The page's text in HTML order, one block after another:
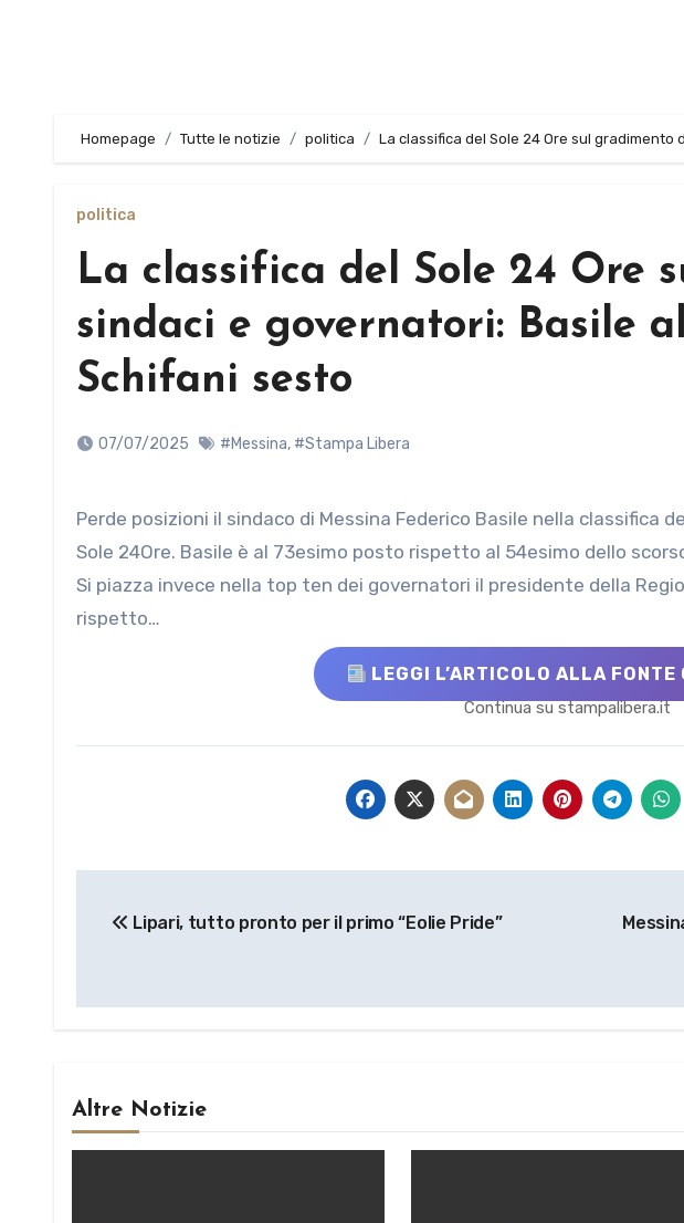
Homepage Tutte le notizie politica La classifica del Sole 24 Ore sul
politica
La classifica del Sole 24 Ore
sindaci e governatori: Basile
Schifani sesto
07/07/2025 #Messina, #Stampa Libera
Perde posizioni il sindaco di Messina Federico Basile nella classifica dei sindaci più amati stilata per il 2025 da Il
Sole 24Ore. Basile è al 73esimo posto rispetto al 54esimo dello
Si piazza invece nella top ten dei governatori il presidente della
rispetto…
LEGGI L’ARTICOLO ALLA FONTE
Continua su stampalibera.it
articoli
Lipari, tutto pronto per il primo “Eolie Pride”
Altre Notizie